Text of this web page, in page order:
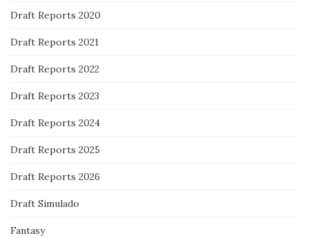
Draft Reports 2020
Draft Reports 2021
Draft Reports 2022
Draft Reports 2023
Draft Reports 2024
Draft Reports 2025
Draft Reports 2026
Draft Simulado
Fantasy